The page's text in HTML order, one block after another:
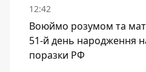
12:42
Воюймо розумом та
51-й день народження
поразки РФ